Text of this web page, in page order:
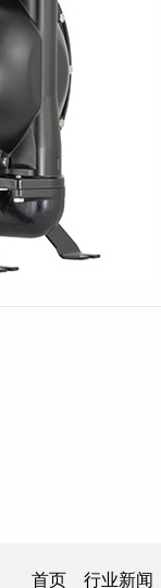
首页 行业新闻